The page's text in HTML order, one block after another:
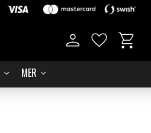
MER
Favorites